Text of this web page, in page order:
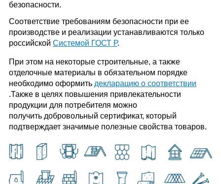
безопасности.
Соответствие требованиям безопасности при ее
производстве и реализации устанавливаются только
российской Системой ГОСТ Р.
При этом на некоторые строительные, а также
отделочные материалы в обязательном порядке
необходимо оформить декларацию о соответствии
.Также в целях повышения привлекательности
продукции для потребителя можно
получить добровольный сертификат, который
подтверждает значимые полезные свойства товаров.